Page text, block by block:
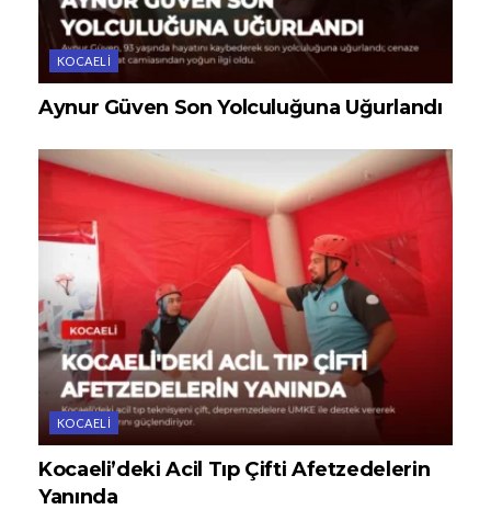
KOCAELI
Aynur Güven Son Yolculuğuna Uğurlandı
KOCAELI
Kocaeli’deki Acil Tıp Çifti Afetzedelerin
Yanında